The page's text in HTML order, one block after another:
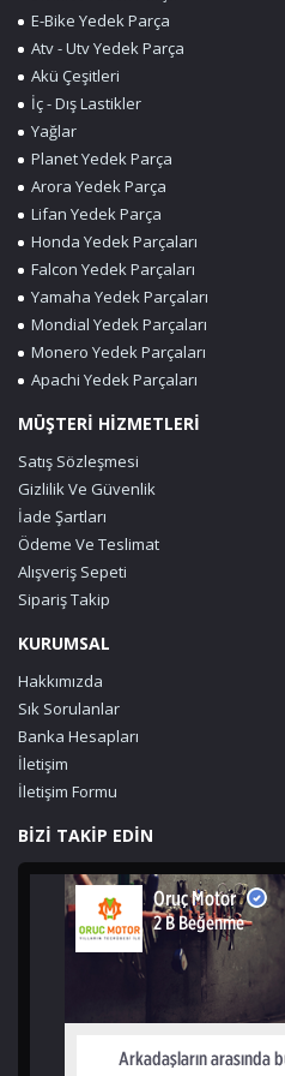
E-Bike Yedek Parça
Atv - Utv Yedek Parça
Akü Çeşitleri
İç - Dış Lastikler
Yağlar
Planet Yedek Parça
Arora Yedek Parça
Lifan Yedek Parça
Honda Yedek Parçaları
Falcon Yedek Parçaları
Yamaha Yedek Parçaları
Mondial Yedek Parçaları
Monero Yedek Parçaları
Apachi Yedek Parçaları
MÜŞTERİ HİZMETLERİ
Satış Sözleşmesi
Gizlilik Ve Güvenlik
İade Şartları
Ödeme Ve Teslimat
Alışveriş Sepeti
Sipariş Takip
KURUMSAL
Hakkımızda
Sık Sorulanlar
Banka Hesapları
İletişim
İletişim Formu
BİZİ TAKİP EDİN